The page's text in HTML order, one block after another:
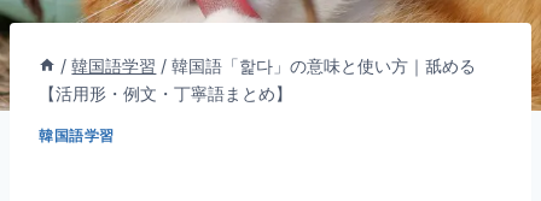
/ 韓国語学習 / 韓国語「핥다」の意味と使い方｜舐める
【活用形・例文・丁寧語まとめ】
韓国語学習